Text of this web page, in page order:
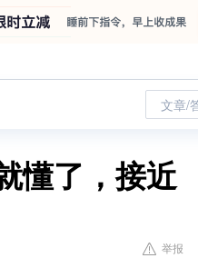
文章/
懂了，接近
举报